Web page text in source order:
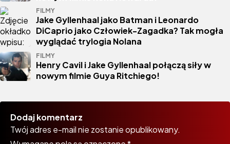
FILMY
Jake Gyllenhaal jako Batman i Leonardo
DiCaprio jako Człowiek-Zagadka? Tak mogła
wyglądać trylogia Nolana
FILMY
Henry Cavil i Jake Gyllenhaal połączą siły w
nowym filmie Guya Ritchiego!
Dodaj komentarz
Twój adres e-mail nie zostanie opublikowany.